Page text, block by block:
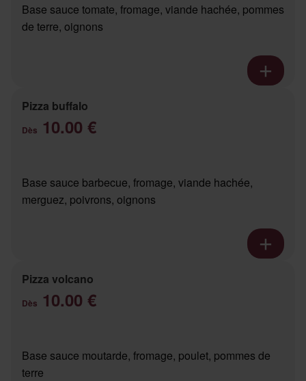
Base sauce tomate, fromage, viande hachée, pommes
de terre, oignons
Pizza buffalo
Dès 10.00 €
Base sauce barbecue, fromage, viande hachée,
merguez, poivrons, oignons
Pizza volcano
Dès 10.00 €
Base sauce moutarde, fromage, poulet, pommes de
terre